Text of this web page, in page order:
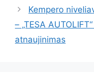
Kempero
– „TESA
atnaujinimas